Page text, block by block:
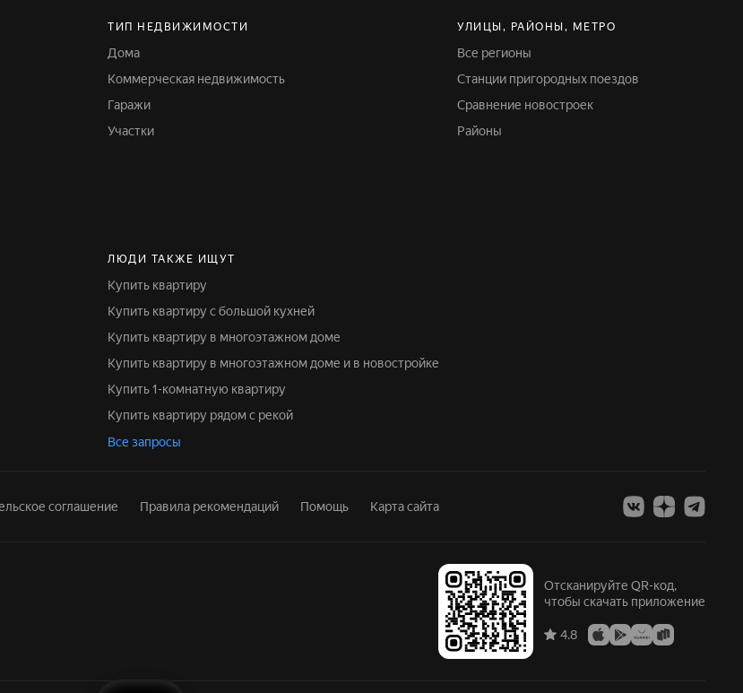
ТИП НЕДВИЖИМОСТИ
Дома
Коммерческая недвижимость
Гаражи
Участки
УЛИЦЫ, РАЙОНЫ, МЕТРО
Все регионы
Станции пригородных поездов
Сравнение новостроек
Районы
ЛЮДИ ТАКЖЕ ИЩУТ
Купить квартиру
Купить квартиру с большой кухней
Купить квартиру в многоэтажном доме
Купить квартиру в многоэтажном доме и в новостройке
Купить 1-комнатную квартиру
Купить квартиру рядом с рекой
Все запросы
соглашение Правила рекомендаций Помощь Карта сайта
Отсканируйте QR-код,
чтобы скачать приложение
4.8